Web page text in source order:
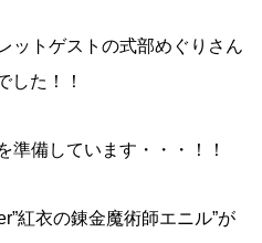
ットゲストの式部めぐりさん
した！！
準備しています・・・！！
紅衣の錬金魔術師エニル”が